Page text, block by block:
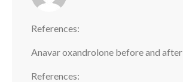
References:
Anavar oxandrolone before and after
References: